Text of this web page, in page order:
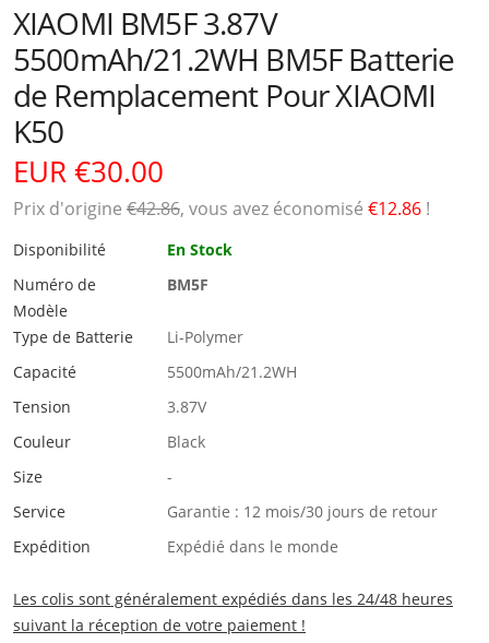
XIAOMI BM5F 3.87V
5500mAh/21.2WH BM5F Batterie
de Remplacement Pour XIAOMI
K50
EUR €30.00
Prix ​​d'origine €42.86, vous avez économisé €12.86 !
Disponibilité
En Stock
Numéro de
Modèle
BM5F
Type de Batterie
Li-Polymer
Capacité
5500mAh/21.2WH
Tension
3.87V
Couleur
Black
Size
-
Service
Garantie : 12 mois/30 jours de retour
Expédition
Expédié dans le monde
Les colis sont généralement expédiés dans les 24/48 heures
suivant la réception de votre paiement !